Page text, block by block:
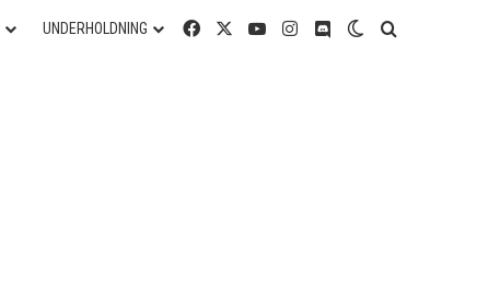
UNDERHOLDNING FacebookYouTubeInstagram
DiscordSwitch skin